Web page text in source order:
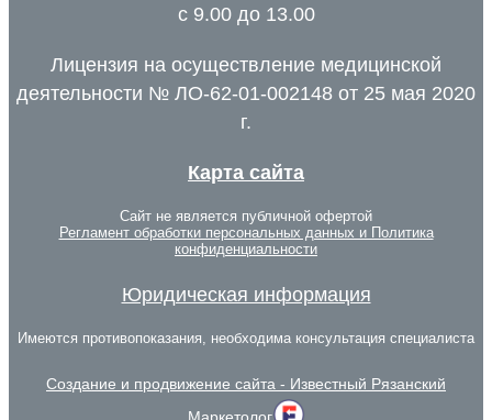
с 9.00 до 13.00
Лицензия на осуществление медицинской
деятельности № ЛО-62-01-002148 от 25 мая 2020
г.
Карта сайта
Сайт не является публичной офертой
Регламент обработки персональных данных и Политика
конфиденциальности
Юридическая информация
Имеются противопоказания, необходима консультация специалиста
Создание и продвижение сайта - Известный Рязанский
Маркетолог